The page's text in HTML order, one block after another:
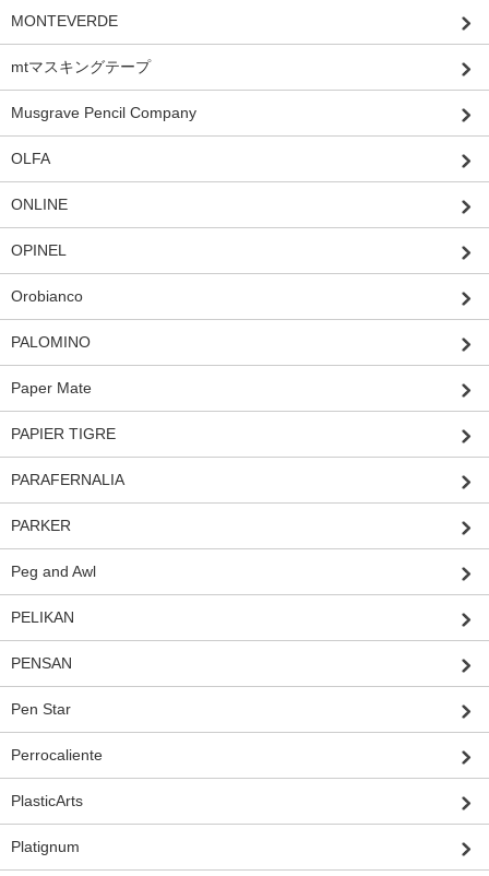
MONTEVERDE
mtマスキングテープ
Musgrave Pencil Company
OLFA
ONLINE
OPINEL
Orobianco
PALOMINO
Paper Mate
PAPIER TIGRE
PARAFERNALIA
PARKER
Peg and Awl
PELIKAN
PENSAN
Pen Star
Perrocaliente
PlasticArts
Platignum